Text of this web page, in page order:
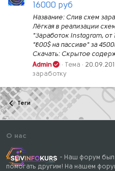
16000 руб
Название: Слив схем
Лёгкая в реализации
"Заработок Instagram, от
"800$ на пассиве" за
Скачать: Скрытое
Admin
Тема
заработку
Теги
О нас
- Наш форум был
помогать другим! На нашем